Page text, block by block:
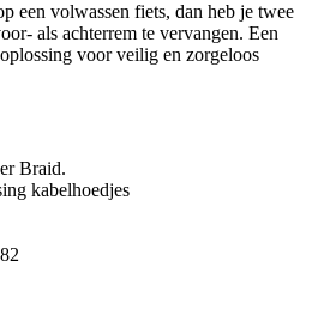
een volwassen fiets, dan heb je twee
als achterrem te vervangen. Een
voor veilig en zorgeloos
Braid.
kabelhoedjes